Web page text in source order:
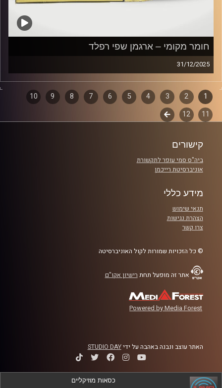
חומר מקומי – ארגמן שפי רפלד
31/12/2025
שעה של מוזיקה ישראלית עם ארגמן שפי רפלד
קרדיט תמונות:Elior Buchnik
דפדוף
פרקים
1
2
3
4
5
6
7
8
9
10
11
12
לשלב
קישורים
ביה"ס סמי עופר לתקשורת
אוניברסיטת רייכמן
מידע כללי
תנאי שימוש
הצהרת נגישות
צרו קשר
© כל הזכויות שמורות לקול האוניברסיטה
אתר זה מופעל תחת רישיון אקו"ם
Powered by Media Forest
האתר עוצב ונבנה באהבה על ידיSTUDIO DAY
כסאות מוזיקליים